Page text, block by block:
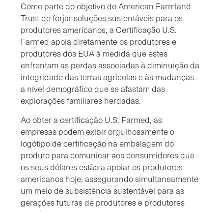
Como parte do objetivo do American Farmland
Trust de forjar soluções sustentáveis para os
produtores americanos, a Certificação U.S.
Farmed apoia diretamente os produtores e
produtores dos EUA à medida que estes
enfrentam as perdas associadas à diminuição da
integridade das terras agrícolas e às mudanças
a nível demográfico que se afastam das
explorações familiares herdadas.
Ao obter a certificação U.S. Farmed, as
empresas podem exibir orgulhosamente o
logótipo de certificação na embalagem do
produto para comunicar aos consumidores que
os seus dólares estão a apoiar os produtores
americanos hoje, assegurando simultaneamente
um meio de subsistência sustentável para as
gerações futuras de produtores e produtores